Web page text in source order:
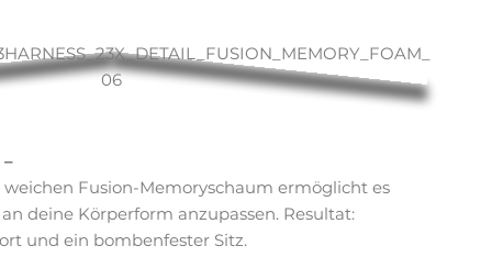
–
Fusion-Memoryschaum ermöglicht es
deine Körperform anzupassen. Resultat:
und ein bombenfester Sitz.